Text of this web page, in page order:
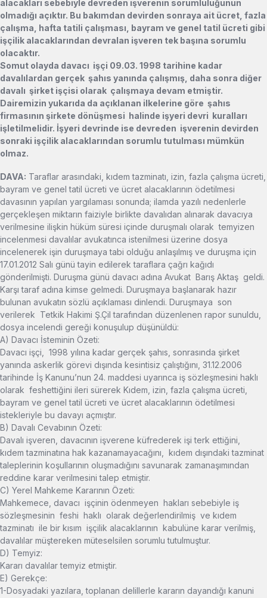
alacakları sebebiyle devreden işverenin sorumluluğunun
olmadığı açıktır. Bu bakımdan devirden sonraya ait ücret, fazla
çalışma, hafta tatili çalışması, bayram ve genel tatil ücreti gibi
işçilik alacaklarından devralan işveren tek başına sorumlu
olacaktır.
Somut olayda davacı işçi 09.03. 1998 tarihine kadar
davalılardan gerçek şahıs yanında çalışmış, daha sonra diğer
davalı şirket işçisi olarak çalışmaya devam etmiştir.
Dairemizin yukarıda da açıklanan ilkelerine göre şahıs
firmasının şirkete dönüşmesi halinde işyeri devri kuralları
işletilmelidir. İşyeri devrinde ise devreden işverenin devirden
sonraki işçilik alacaklarından sorumlu tutulması mümkün
olmaz.
DAVA: Taraflar arasındaki, kıdem tazminatı, izin, fazla çalışma ücreti,
bayram ve genel tatil ücreti ve ücret alacaklarının ödetilmesi
davasının yapılan yargılaması sonunda; ilamda yazılı nedenlerle
gerçekleşen miktarın faiziyle birlikte davalıdan alınarak davacıya
verilmesine ilişkin hüküm süresi içinde duruşmalı olarak temyizen
incelenmesi davalılar avukatınca istenilmesi üzerine dosya
incelenerek işin duruşmaya tabi olduğu anlaşılmış ve duruşma için
17.01.2012 Salı günü tayin edilerek taraflara çağrı kağıdı
gönderilmişti. Duruşma günü davacı adına Avukat Barış Aktaş geldi.
Karşı taraf adına kimse gelmedi. Duruşmaya başlanarak hazır
bulunan avukatın sözlü açıklaması dinlendi. Duruşmaya son
verilerek Tetkik Hakimi Ş.Çil tarafından düzenlenen rapor sunuldu,
dosya incelendi gereği konuşulup düşünüldü:
A) Davacı İsteminin Özeti:
Davacı işçi, 1998 yılına kadar gerçek şahıs, sonrasında şirket
yanında askerlik görevi dışında kesintisiz çalıştığını, 31.12.2006
tarihinde İş Kanunu’nun 24. maddesi uyarınca iş sözleşmesini haklı
olarak feshettiğini ileri sürerek Kıdem, izin, fazla çalışma ücreti,
bayram ve genel tatil ücreti ve ücret alacaklarının ödetilmesi
istekleriyle bu davayı açmıştır.
B) Davalı Cevabının Özeti:
Davalı işveren, davacının işverene küfrederek işi terk ettiğini,
kıdem tazminatına hak kazanamayacağını, kıdem dışındaki tazminat
taleplerinin koşullarının oluşmadığını savunarak zamanaşımından
reddine karar verilmesini talep etmiştir.
C) Yerel Mahkeme Kararının Özeti:
Mahkemece, davacı işçinin ödenmeyen hakları sebebiyle iş
sözleşmesinin feshi haklı olarak değerlendirilmiş ve kıdem
tazminatı ile bir kısım işçilik alacaklarının kabulüne karar verilmiş,
davalılar müştereken müteselsilen sorumlu tutulmuştur.
D) Temyiz:
Kararı davalılar temyiz etmiştir.
E) Gerekçe:
1-Dosyadaki yazılara, toplanan delillerle kararın dayandığı kanuni